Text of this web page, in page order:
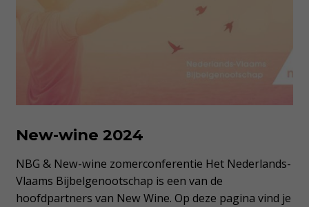
New-wine 2024
NBG & New-wine zomerconferentie Het Nederlands-
Vlaams Bijbelgenootschap is een van de
hoofdpartners van New Wine. Op deze pagina vind je